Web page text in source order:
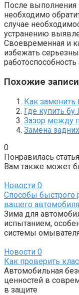
После
необходимо
случае
устранению
Своевременная и
избежать
Похожие
Как заменить
Где купить
Зазор между
Замена
0
Понравилась
Вам также может
Новости 0
Способы быстрого
вашего автомобиля
Зима для
испытанием,
системы
Новости 0
Как проверить
Автомобильная
ценностей в
в защите